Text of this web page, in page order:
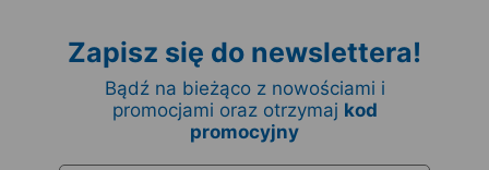
Zapisz się do newslettera!
Bądź na bieżąco z nowościami i
promocjami oraz otrzymaj kod
promocyjny